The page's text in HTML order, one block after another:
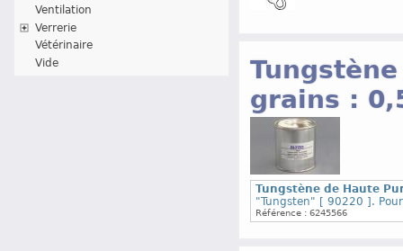
Ventilation
Verrerie
Vétérinaire
Vide
grains :
Tungstène de Haute
"Tungsten" [ 90220 ].
Référence : 6245566